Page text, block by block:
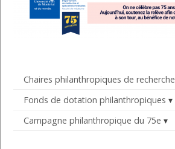
Chaires philanthropiques de recherche
Fonds de dotation philanthropiques
Campagne philanthropique du 75e